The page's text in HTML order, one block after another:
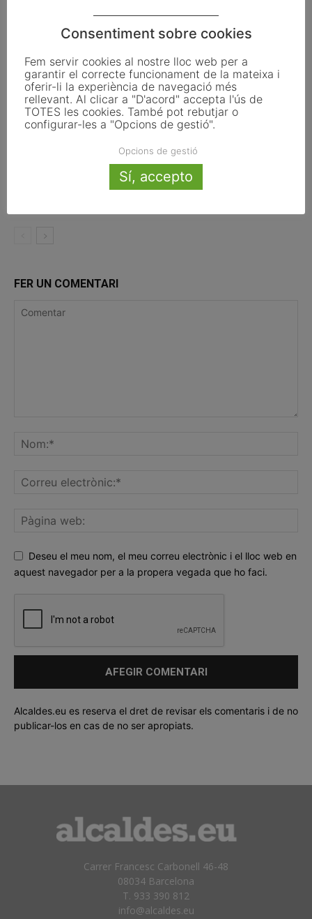
La UE activa les primeres obligacions
afecten els ajuntaments
El Pla de Barris mobilitza 117 municipis
catalans per impulsar la regeneració
urbana
TESTAREG reforça la cooperació
transfronterera per impulsar el relleu
FER UN COMENTARI
Deseu el meu nom, el meu correu electrònic i el lloc web en
aquest navegador per a la propera vegada que ho faci.
Alcaldes.eu es reserva el dret de revisar els comentaris i de no
publicar-los en cas de no ser apropiats.
Carrer Francesc Carbonell 46-48
08034 Barcelona
T. 933 390 812
info@alcaldes.eu
Consentiment sobre cookies
Fem servir cookies al nostre lloc web per a
garantir el correcte funcionament de la mateixa i
oferir-li la experiència de navegació més
rellevant. Al clicar a "D'acord" accepta l'ús de
TOTES les cookies. També pot rebutjar o
configurar-les a "Opcions de gestió".
Opcions de gestió
Sí, accepto